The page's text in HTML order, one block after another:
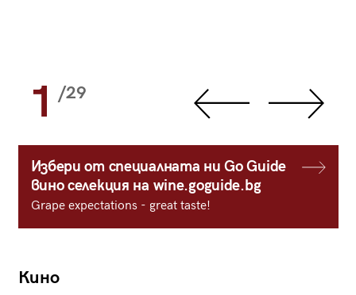
1 /29
Избери от специалната ни Go Guide
вино селекция на wine.goguide.bg
Grape expectations - great taste!
Кино